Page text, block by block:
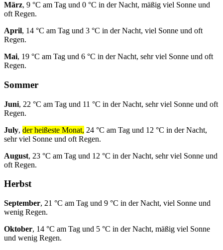
März, 9 °C am Tag und 0 °C in der Nacht, mäßig viel Sonne und
oft Regen.
April, 14 °C am Tag und 3 °C in der Nacht, viel Sonne und oft
Regen.
Mai, 19 °C am Tag und 6 °C in der Nacht, sehr viel Sonne und oft
Regen.
Sommer
Juni, 22 °C am Tag und 11 °C in der Nacht, sehr viel Sonne und oft
Regen.
July, der heißeste Monat, 24 °C am Tag und 12 °C in der Nacht,
sehr viel Sonne und oft Regen.
August, 23 °C am Tag und 12 °C in der Nacht, sehr viel Sonne und
oft Regen.
Herbst
September, 21 °C am Tag und 9 °C in der Nacht, viel Sonne und
wenig Regen.
Oktober, 14 °C am Tag und 5 °C in der Nacht, mäßig viel Sonne
und wenig Regen.